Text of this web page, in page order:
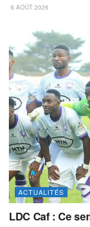
6 AOÛT 2026
ACTUALITÉS
LDC Caf : Ce